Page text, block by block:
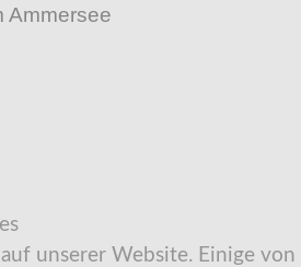
Ammersee
unserer Website. Einige von